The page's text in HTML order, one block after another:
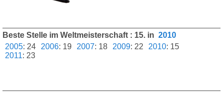
Beste Stelle im Weltmeisterschaft : 15. in 2010
2005: 24 2006: 19 2007: 18 2009: 22 2010: 15
2011: 23